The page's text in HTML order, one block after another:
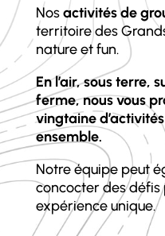
Nosactivités de
territoire des
nature et fun.
En l’air, sous terre,
ferme, nous vous
vingtaine
ensemble.
Notre équipe peut
concocter des défis
expérience unique.